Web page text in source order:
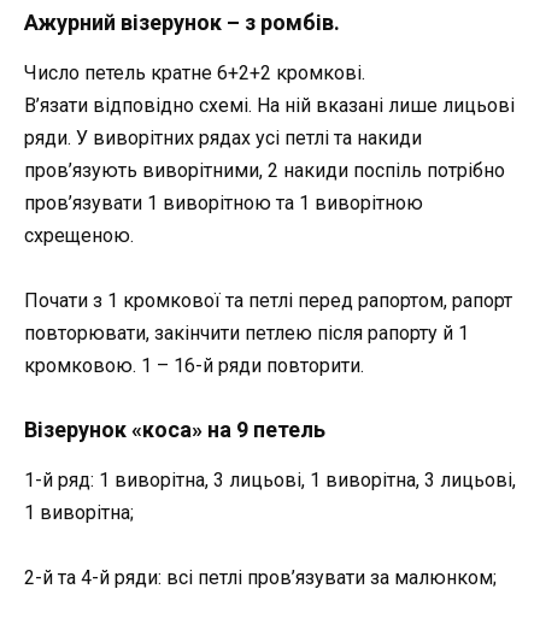
Ажурний візерунок – з ромбів.
Число петель кратне 6+2+2 кромкові.
В’язати відповідно схемі. На ній вказані лише лицьові
ряди. У виворітних рядах усі петлі та накиди
пров’язують виворітними, 2 накиди поспіль потрібно
пров’язувати 1 виворітною та 1 виворітною
схрещеною.
Почати з 1 кромкової та петлі перед рапортом, рапорт
повторювати, закінчити петлею після рапорту й 1
кромковою. 1 – 16-й ряди повторити.
Візерунок «коса» на 9 петель
1-й ряд: 1 виворітна, 3 лицьові, 1 виворітна, 3 лицьові,
1 виворітна;
2-й та 4-й ряди: всі петлі пров’язувати за малюнком;